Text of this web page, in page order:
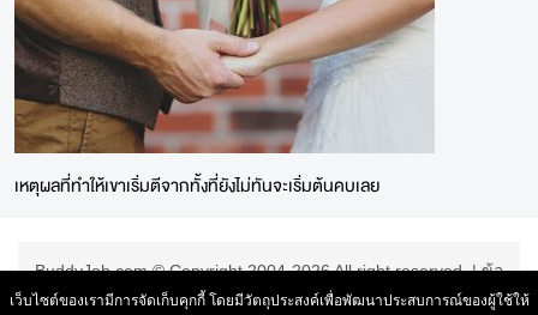
เหตุผลที่ทำให้เขาเริ่มตีจากทั้งที่ยังไม่ทันจะเริ่มต้นคบเลย
BuddyJob.com © Copyright 2004-2026 All right reserved. |ข้อ
ตกลงการใช้บริการ|
เว็บไซต์ของเรามีการจัดเก็บคุกกี้ โดยมีวัตถุประสงค์เพื่อพัฒนาประสบการณ์ของผู้ใช้ให้